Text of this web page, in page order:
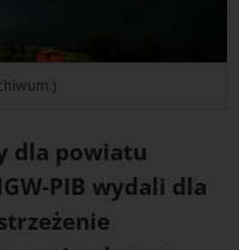
dla powiatu
PIB wydali dla